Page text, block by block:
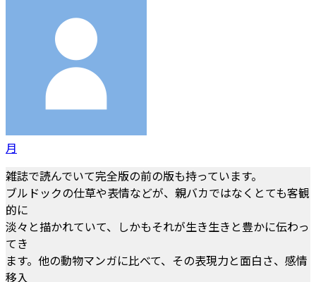
月
雑誌で読んでいて完全版の前の版も持っています。
ブルドックの仕草や表情などが、親バカではなくとても客観
的に
淡々と描かれていて、しかもそれが生き生きと豊かに伝わっ
てき
ます。他の動物マンガに比べて、その表現力と面白さ、感情
移入